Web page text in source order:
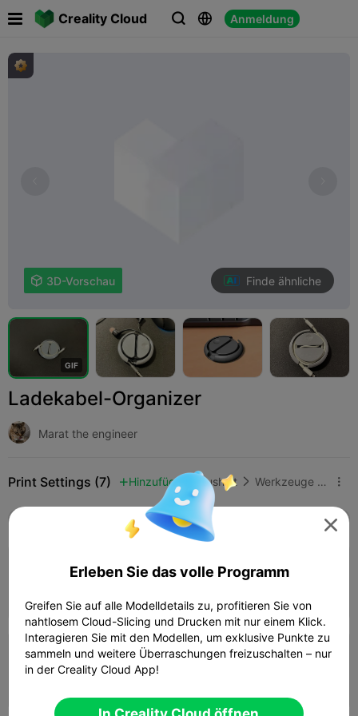
Creality Cloud   Anmeldung
 3D-Vorschau Finde ähnliche
GIF
Ladekabel-Organizer
Marat the engineer
Print Settings (7)  Hinzufügen Haushalt  Werkzeuge & Ersatzteile 
K2 Pro
0.2mm Schicht, 4 Wände, 15% Füllung
0.2mm Schicht, 2 Wände, 15% Füllung

Erleben Sie das volle Programm
Greifen Sie auf alle Modelldetails zu, profitieren Sie von
nahtlosem Cloud-Slicing und Drucken mit nur einem Klick.
Interagieren Sie mit den Modellen, um exklusive Punkte zu
sammeln und weitere Überraschungen freizuschalten – nur
in der Creality Cloud App!